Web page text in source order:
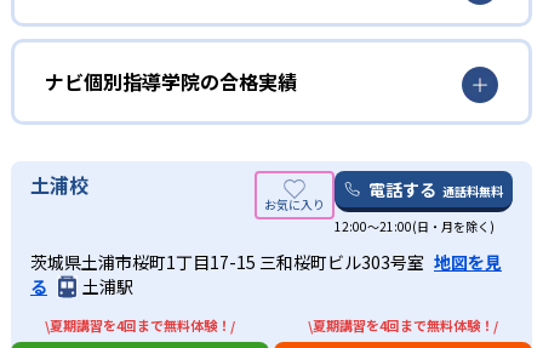
出典：ナビ個別指導学院
小学生については、学習習慣を定着させたい、苦手科目を
なくしたい、という子どもに向いている。コーチングのテ
クニックにより、やる気を引き出して、勉強に取り組む姿
勢づくりを手助けする。開校時間中は自習室を無料でいつ
でも利用が可能で、自宅では集中して勉強できない子ども
にとっても便利だ。
中学生
学校の成績を伸ばしたい子ども向け
ナビ個別指導学院で最も強みがあるのが中学生の学校での
成績アップだ。「＋20点の成績保証」などを謳うなど、中
学校の定期テストの成績アップについてはノウハウを持っ
どんなメリットがある？
ナビ個別指導学院のメリットは、手頃な授業料で個別指導
を受けられること。学校の授業の補習や定期テストの対策
のほか、集団塾では理解度が足りない場合に利用するとい
った利用法もできる。
また、教室数が700以上あり、駅前に教室を構えていること
も多い。自習室も用意しているので、利用しやすい個別指
導塾といえるだろう。
中学生については、地域の中学校の定期テスト対策にきめ
細かく対応しており、成績保証制度もあるのが特徴だ。
ナビ個別指導学院の合格実績
ナビ個別指導学院は、サイトでは合格実績は公開していな
い。志望校への実績があるかどうかは、通う予定の教室に
他、多数合格
※2022年3月、当社調べ
土浦校 電話する 通話料無料
12:00～21:00(日・月を除く)
茨城県土浦市桜町1丁目17-15 三和桜町ビル303号室 地図を見
る
土浦駅
\夏期講習を4回まで無料体験！/ \夏期講習を4回まで無料体験！/